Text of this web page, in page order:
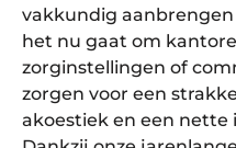
vakkundig
het nu gaat om
zorginstellingen of
zorgen voor een
akoestiek en een nette